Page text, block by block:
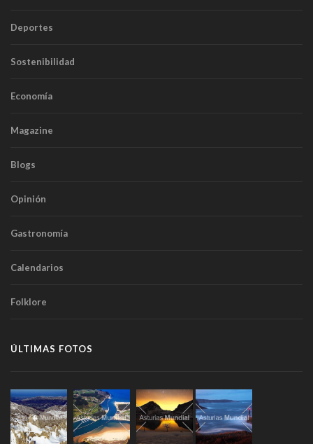
Deportes
Sostenibilidad
Economía
Magazine
Blogs
Opinión
Gastronomía
Calendarios
Folklore
ÚLTIMAS FOTOS